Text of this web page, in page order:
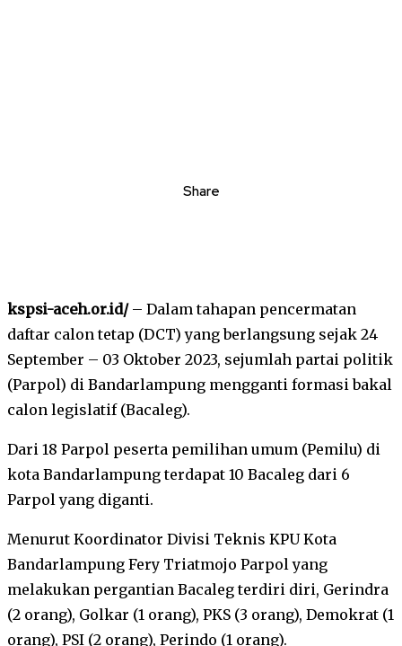
Share
kspsi-aceh.or.id/– Dalam tahapan pencermatan
daftar calon tetap (DCT) yang berlangsung sejak 24
September – 03 Oktober 2023, sejumlah partai politik
(Parpol) di Bandarlampung mengganti formasi bakal
calon legislatif (Bacaleg).
Dari 18 Parpol peserta pemilihan umum (Pemilu) di
kota Bandarlampung terdapat 10 Bacaleg dari 6
Parpol yang diganti.
Menurut Koordinator Divisi Teknis KPU Kota
Bandarlampung Fery Triatmojo Parpol yang
melakukan pergantian Bacaleg terdiri diri, Gerindra
(2 orang), Golkar (1 orang), PKS (3 orang), Demokrat (1
orang), PSI (2 orang), Perindo (1 orang).